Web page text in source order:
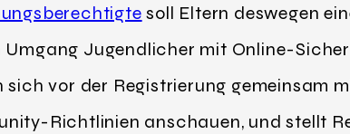
soll Eltern deswegen
Jugendlicher mit Online-
vor der Registrierung gemeinsam
Richtlinien anschauen, und stellt